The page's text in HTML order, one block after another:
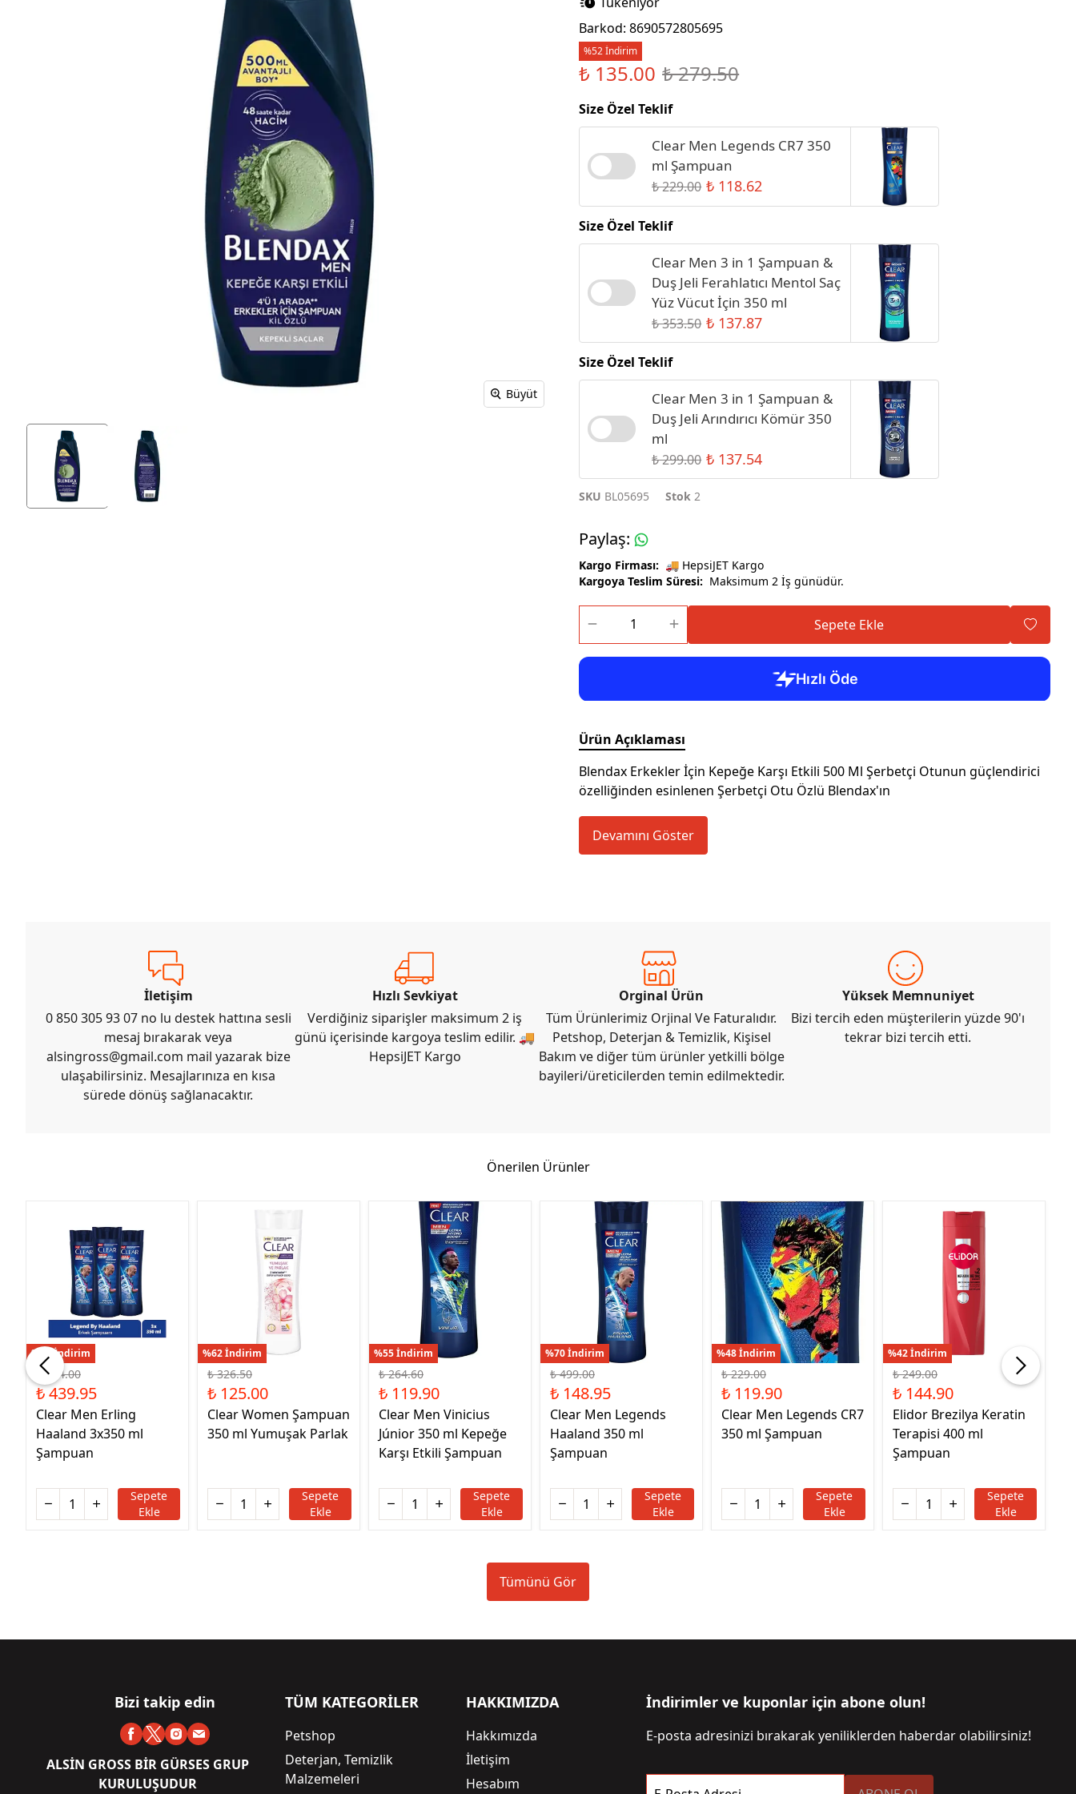
Büyüt
Barkod:8690572805695
%52 İndirim
₺ 135.00 ₺ 279.50
Size Özel Teklif
Clear Men Legends CR7 350
ml Şampuan
₺ 229.00 ₺ 118.62
Size Özel Teklif
Clear Men 3 in 1 Şampuan &
Duş Jeli Ferahlatıcı Mentol Saç
Yüz Vücut İçin 350 ml
₺ 353.50 ₺ 137.87
Size Özel Teklif
Clear Men 3 in 1 Şampuan &
Duş Jeli Arındırıcı Kömür 350
ml
₺ 299.00 ₺ 137.54
SKU BL05695 Stok 2
Paylaş:
Kargo Firması: 🚚 HepsiJET Kargo
Kargoya Teslim Süresi: Maksimum 2 İş günüdür.
Sepete Ekle
Ürün Açıklaması
Blendax Erkekler İçin Kepeğe Karşı Etkili 500 Ml Şerbetçi Otunun güçlendirici
özelliğinden esinlenen Şerbetçi Otu Özlü Blendax'ın
Devamını Göster
İletişim
0 850 305 93 07 no lu destek hattına sesli
mesaj bırakarak veya
alsingross@gmail.com mail yazarak bize
ulaşabilirsiniz. Mesajlarınıza en kısa
sürede dönüş sağlanacaktır.
Hızlı Sevkiyat
Verdiğiniz siparişler maksimum 2 iş
günü içerisinde kargoya teslim edilir. 🚚
HepsiJET Kargo
Orginal Ürün
Tüm Ürünlerimiz Orjinal Ve Faturalıdır.
Petshop, Deterjan & Temizlik, Kişisel
Bakım ve diğer tüm ürünler yetkilli bölge
bayileri/üreticilerden temin edilmektedir.
Yüksek Memnuniyet
Bizi tercih eden müşterilerin yüzde 90'ı
tekrar bizi tercih etti.
Önerilen Ürünler
%36 İndirim
₺ 684.00
₺ 439.95
Clear Men Erling
Haaland 3x350 ml
Şampuan
Sepete
Ekle
%62 İndirim
₺ 326.50
₺ 125.00
Clear Women Şampuan
350 ml Yumuşak Parlak
Sepete
Ekle
%55 İndirim
₺ 264.60
₺ 119.90
Clear Men Vinicius
Júnior 350 ml Kepeğe
Karşı Etkili Şampuan
Sepete
Ekle
%70 İndirim
₺ 499.00
₺ 148.95
Clear Men Legends
Haaland 350 ml
Şampuan
Sepete
Ekle
%48 İndirim
₺ 229.00
₺ 119.90
Clear Men Legends CR7
350 ml Şampuan
Sepete
Ekle
%42 İndirim
₺ 249.00
₺ 144.90
Elidor Brezilya Keratin
Terapisi 400 ml
Şampuan
Sepete
Ekle
Tümünü Gör
Bizi takip edin
ALSİN GROSS BİR GÜRSES GRUP
KURULUŞUDUR
TÜM KATEGORİLER
Petshop
Deterjan, Temizlik
Malzemeleri
HAKKIMIZDA
Hakkımızda
İletişim
Hesabım
İndirimler ve kuponlar için abone olun!
E-posta adresinizi bırakarak yeniliklerden haberdar olabilirsiniz!